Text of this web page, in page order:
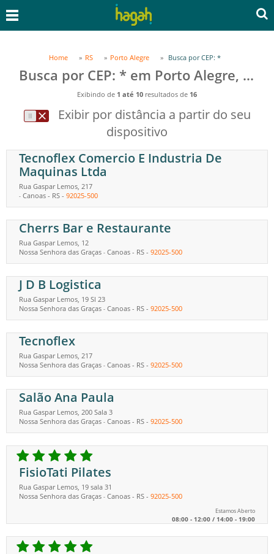
Home RS Porto Alegre Busca por CEP: *
Busca por CEP: * em Porto Alegre, RS
Exibindo de 1 até 10 resultados de 16
Exibir por distância a partir do seu
dispositivo
Tecnoflex Comercio E Industria De
Maquinas Ltda
Rua Gaspar Lemos, 217
- Canoas - RS - 92025-500
Cherrs Bar e Restaurante
Rua Gaspar Lemos, 12
Nossa Senhora das Graças - Canoas - RS - 92025-500
J D B Logistica
Rua Gaspar Lemos, 19 Sl 23
Nossa Senhora das Graças - Canoas - RS - 92025-500
Tecnoflex
Rua Gaspar Lemos, 217
Nossa Senhora das Graças - Canoas - RS - 92025-500
Salão Ana Paula
Rua Gaspar Lemos, 200 Sala 3
Nossa Senhora das Graças - Canoas - RS - 92025-500
FisioTati Pilates
Rua Gaspar Lemos, 19 sala 31
Nossa Senhora das Graças - Canoas - RS - 92025-500
Estamos Aberto
08:00 - 12:00 / 14:00 - 19:00